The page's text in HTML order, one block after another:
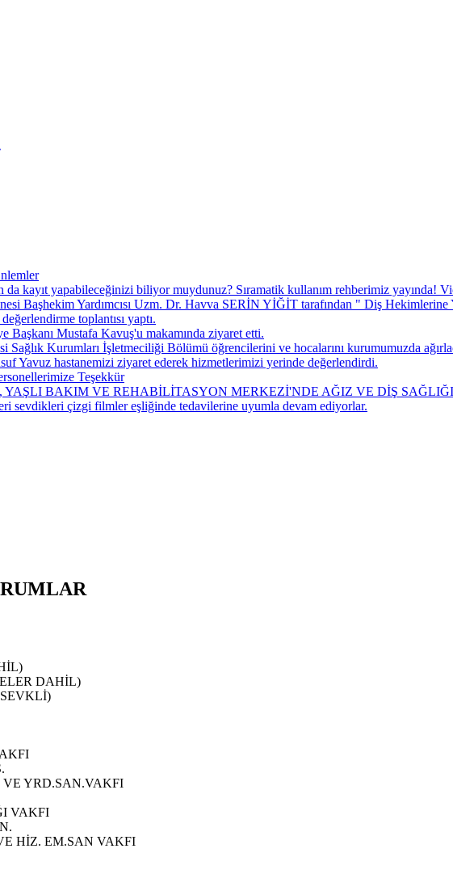
kayıt yapabileceğinizi biliyor muydunuz? ​Sıramatik kullanım rehberimiz yayında!
Başhekim Yardımcısı Uzm. Dr. Havva SERİN YİĞİT tarafından " Diş
toplantısı yaptı.
Başkanı Mustafa Kavuş'u makamında ziyaret etti.
Kurumları İşletmeciliği Bölümü öğrencilerini ve hocalarını kurumumuzda
Yavuz hastanemizi ziyaret ederek hizmetlerimizi yerinde değerlendirdi.
Teşekkür
BAKIM VE REHABİLİTASYON MERKEZİ'NDE AĞIZ VE DİŞ
sevdikleri çizgi filmler eşliğinde tedavilerine uyumla devam ediyorlar.
DAHİL)
YRD.SAN.VAKFI
VAKFI
HİZ. EM.SAN VAKFI